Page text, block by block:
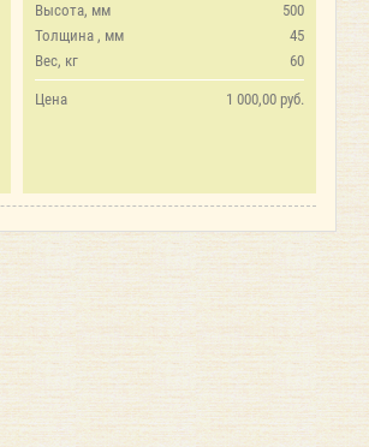
500
Высота, мм
45
Толщина , мм
60
Вес, кг
1 000,00 руб.
Цена